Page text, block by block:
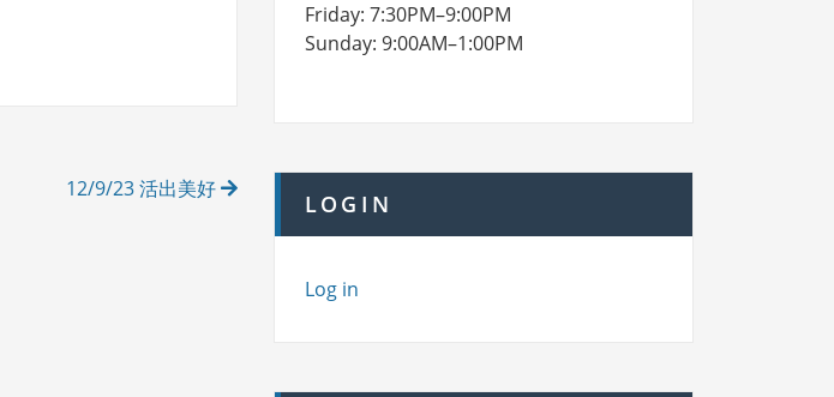
12/9/23 活出美好
Friday: 7:30PM–9:00PM
Sunday: 9:00AM–1:00PM
LOGIN
Log in